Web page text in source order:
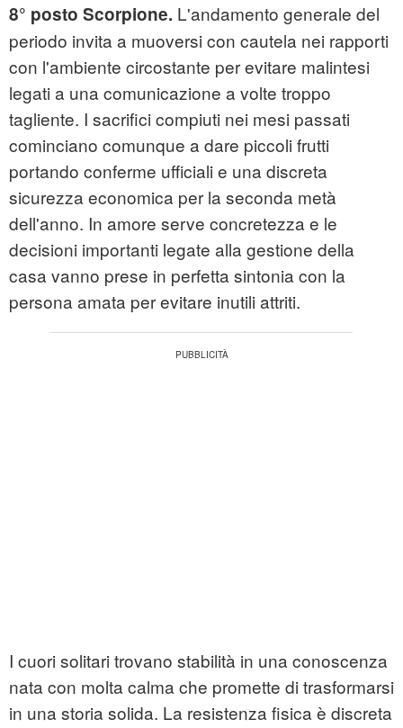
8° posto Scorpione. L'andamento generale del
periodo invita a muoversi con cautela nei rapporti
con l'ambiente circostante per evitare malintesi
legati a una comunicazione a volte troppo
tagliente. I sacrifici compiuti nei mesi passati
cominciano comunque a dare piccoli frutti
portando conferme ufficiali e una discreta
sicurezza economica per la seconda metà
dell'anno. In amore serve concretezza e le
decisioni importanti legate alla gestione della
casa vanno prese in perfetta sintonia con la
persona amata per evitare inutili attriti.
I cuori solitari trovano stabilità in una conoscenza
nata con molta calma che promette di trasformarsi
in una storia solida. La resistenza fisica è discreta